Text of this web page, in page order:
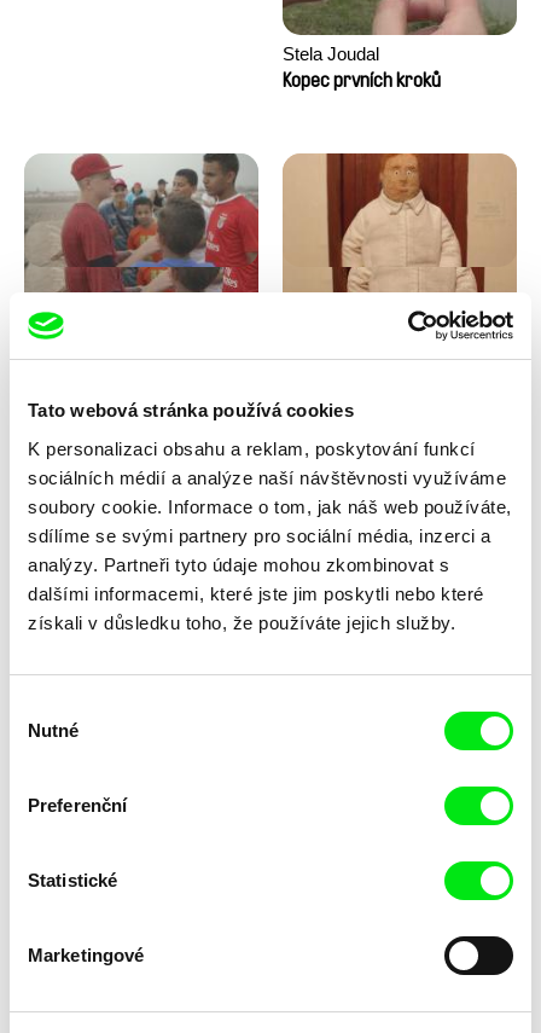
Tato webová stránka používá cookies
K personalizaci obsahu a reklam, poskytování funkcí
sociálních médií a analýze naší návštěvnosti využíváme
soubory cookie. Informace o tom, jak náš web používáte,
sdílíme se svými partnery pro sociální média, inzerci a
analýzy. Partneři tyto údaje mohou zkombinovat s
dalšími informacemi, které jste jim poskytli nebo které
získali v důsledku toho, že používáte jejich služby.
souhlasu
Nutné
Preferenční
Statistické
Marketingové
Stela Joudal
Kopec prvních kroků
Tomáš Bojar, Rozálie
Trinidad Plass Caussade,
Brownem